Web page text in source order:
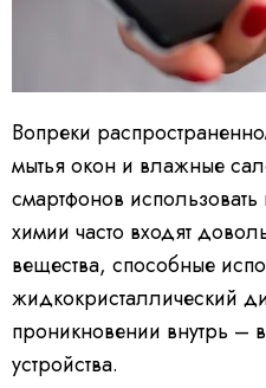
Вопреки
мытья окон и влажные
смартфонов
химии часто входят
вещества, способные
жидкокристаллический
проникновении внутрь –
устройства.